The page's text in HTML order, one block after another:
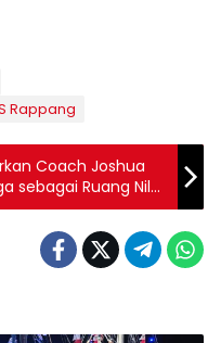
Rappang
Coach Joshua
sebagai Ruang Nilai